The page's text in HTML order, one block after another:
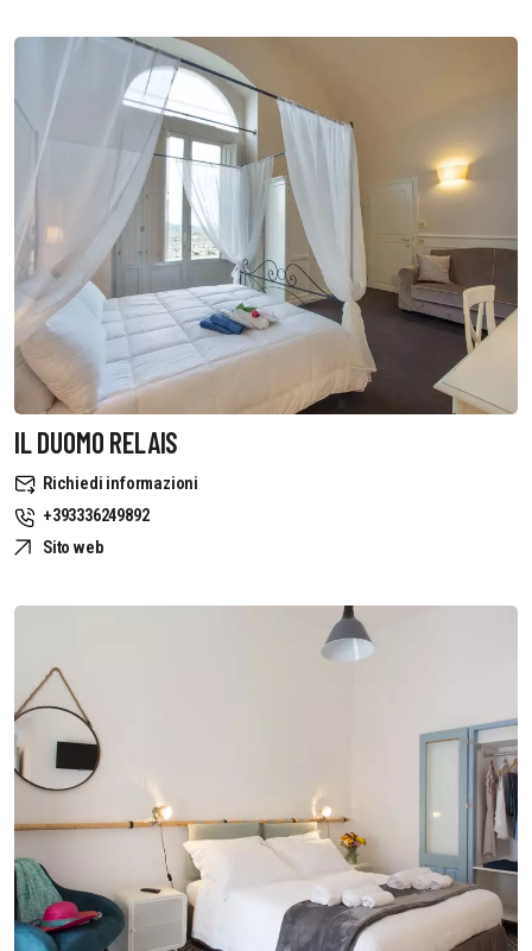
IL DUOMO RELAIS
Richiedi informazioni
+393336249892
Sito web